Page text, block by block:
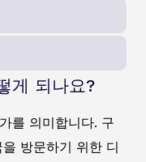
게 되나요?
를 의미합니다. 구
방문하기 위한 디